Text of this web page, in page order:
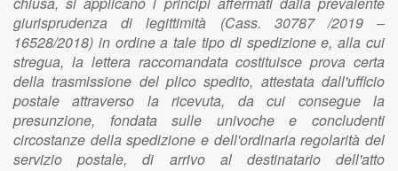
giurisprudenza di legittimità (Cass. 30787 /2019 –
16528/2018) in ordine a tale tipo di spedizione e, alla cui
stregua, la lettera raccomandata costituisce prova certa
della trasmissione del plico spedito, attestata dall'ufficio
postale attraverso la ricevuta, da cui consegue la
presunzione, fondata sulle univoche e concludenti
circostanze della spedizione e dell'ordinaria regolarità del
servizio postale, di arrivo al destinatario dell'atto